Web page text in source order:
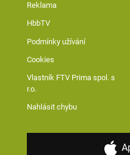
Reklama
HbbTV
Podmínky užívání
Cookies
Vlastník FTV Prima spol. s
r.o.
Nahlásit chybu